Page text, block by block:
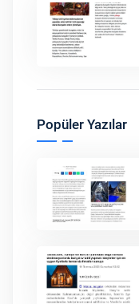
Popüler Yazılar